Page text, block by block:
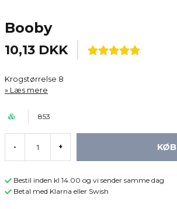
Booby
10,13 DKK
Krogstørrelse 8
Læs mere
853
- + KØB
Bestil inden kl 14.00 og vi sender samme dag
Betal med Klarna eller Swish